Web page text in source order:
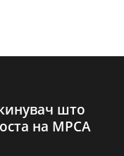
што
на МРСА